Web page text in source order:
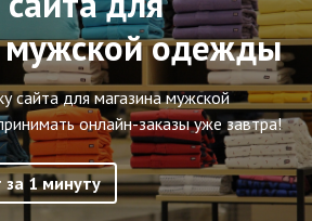
мужской одежды
сайта для магазина мужской
онлайн-заказы уже завтра!
за 1 минуту